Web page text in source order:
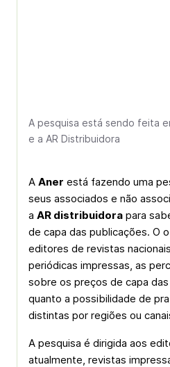
A pesquisa está sendo feita
e a AR Distribuidora
A Aner está fazendo uma
seus associados e não
a AR distribuidora para
de capa das publicações. O
editores de revistas
periódicas impressas, as
sobre os preços de capa
quanto a possibilidade de
distintas por regiões ou
A pesquisa é dirigida aos
atualmente, revistas